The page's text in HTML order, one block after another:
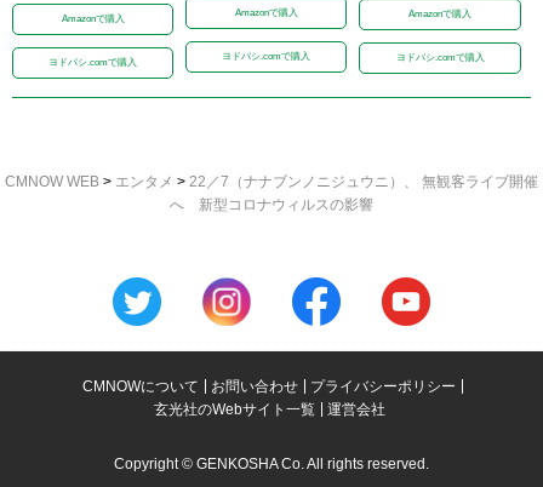
Amazonで購入
ヨドバシ.comで購入
Amazonで購入
ヨドバシ.comで購入
Amazonで購入
ヨドバシ.comで購入
CMNOW WEB > エンタメ > 22／7（ナナブンノニジュウニ）、 無観客ライブ開催
へ 新型コロナウィルスの影響
CMNOWについて お問い合わせ
プライバシーポリシー
玄光社のWebサイト一覧
運営会社
Copyright © GENKOSHA Co. All rights reserved.